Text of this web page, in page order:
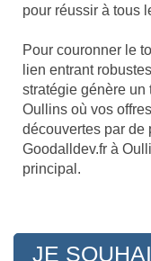
pour réussir à tous
Pour couronner le
lien entrant
stratégie génère un
Oullins où vos
découvertes par de
Goodalldev.fr à
principal.
JE